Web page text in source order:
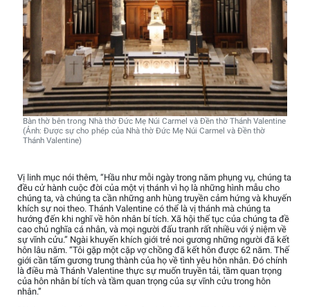
Bàn thờ bên trong Nhà thờ Đức Mẹ Núi Carmel và Đền thờ Thánh Valentine
(Ảnh: Được sự cho phép của Nhà thờ Đức Mẹ Núi Carmel và Đền thờ
Thánh Valentine)
Vị linh mục nói thêm, “Hầu như mỗi ngày trong năm phụng vụ, chúng ta
đều cử hành cuộc đời của một vị thánh vì họ là những hình mẫu cho
chúng ta, và chúng ta cần những anh hùng truyền cảm hứng và khuyến
khích sự noi theo. Thánh Valentine có thể là vị thánh mà chúng ta
hướng đến khi nghĩ về hôn nhân bí tích. Xã hội thế tục của chúng ta đề
cao chủ nghĩa cá nhân, và mọi người đấu tranh rất nhiều với ý niệm về
sự vĩnh cửu.” Ngài khuyến khích giới trẻ noi gương những người đã kết
hôn lâu năm. “Tôi gặp một cặp vợ chồng đã kết hôn được 62 năm. Thế
giới cần tấm gương trung thành của họ về tình yêu hôn nhân. Đó chính
là điều mà Thánh Valentine thực sự muốn truyền tải, tầm quan trọng
của hôn nhân bí tích và tầm quan trọng của sự vĩnh cửu trong hôn
nhân.”